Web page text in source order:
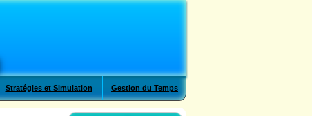
Stratégies et Simulation Gestion du Temps